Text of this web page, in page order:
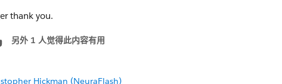
thank you.
另外 1 人觉得此内容有用
Hickman (NeuraFlash)